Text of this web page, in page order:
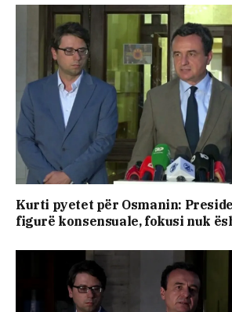
Kurti pyetet për Osmanin:
figurë konsensuale, fokusi nuk